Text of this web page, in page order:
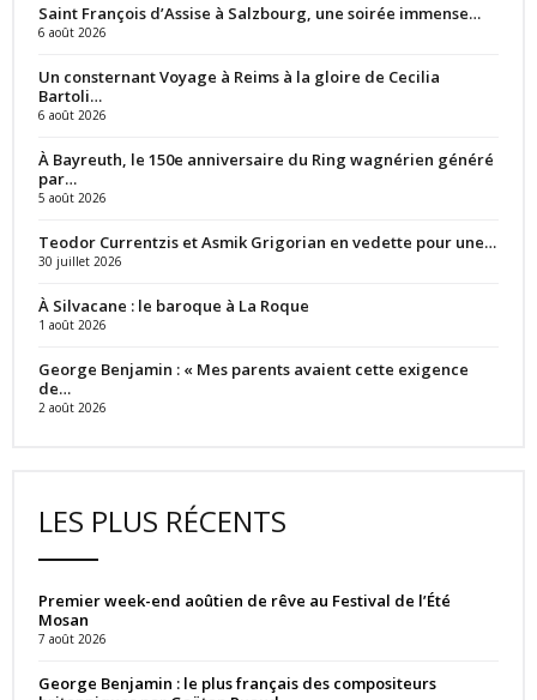
Saint François d’Assise à Salzbourg, une soirée immense…
6 août 2026
Un consternant Voyage à Reims à la gloire de Cecilia
Bartoli…
6 août 2026
À Bayreuth, le 150e anniversaire du Ring wagnérien généré
par…
5 août 2026
Teodor Currentzis et Asmik Grigorian en vedette pour une…
30 juillet 2026
À Silvacane : le baroque à La Roque
1 août 2026
George Benjamin : « Mes parents avaient cette exigence
de…
2 août 2026
LES PLUS RÉCENTS
Premier week-end aoûtien de rêve au Festival de l’Été
Mosan
7 août 2026
George Benjamin : le plus français des compositeurs